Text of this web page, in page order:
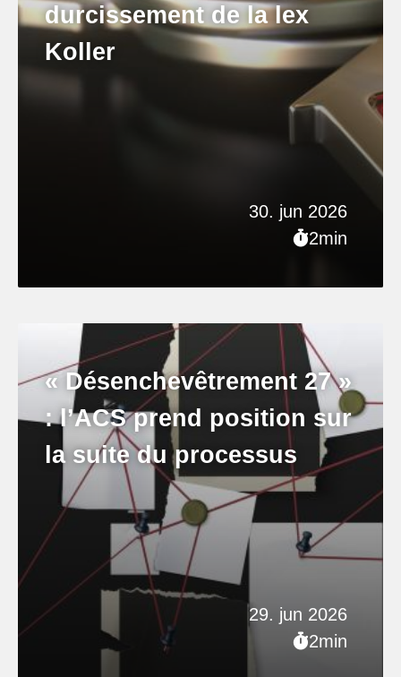
30. jun 2026
2min
durcissement de la lex
Koller
29. jun 2026
2min
« Désenchevêtrement 27 »
: l’ACS prend position sur
la suite du processus